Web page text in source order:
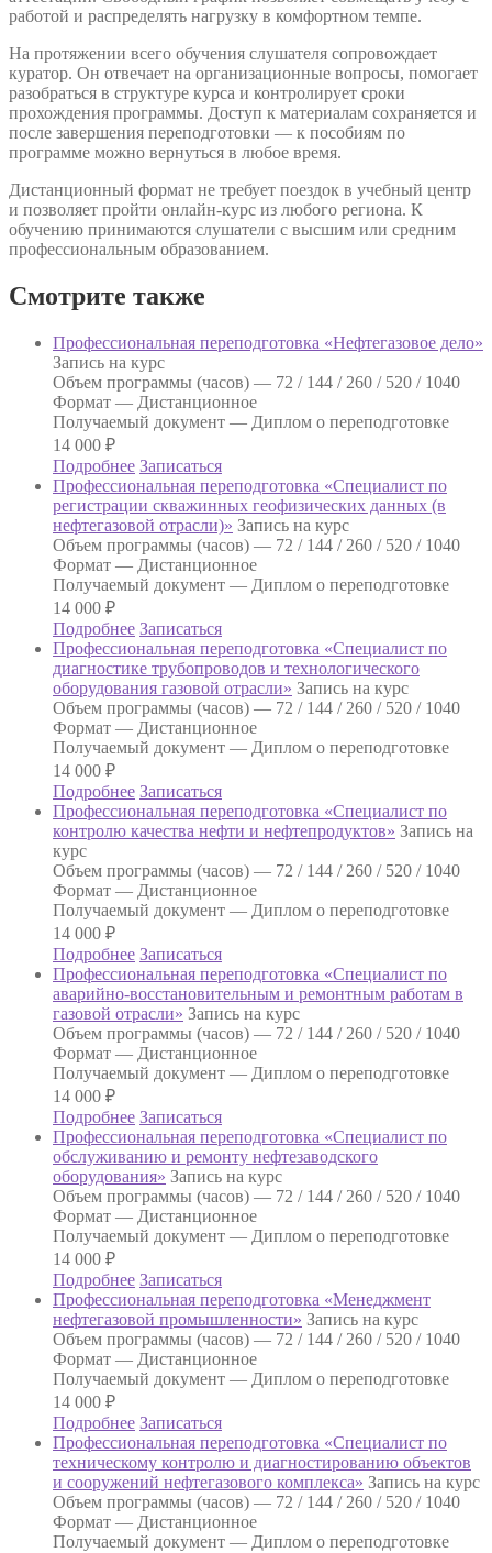
работой и распределять нагрузку в комфортном темпе.
На протяжении всего обучения слушателя сопровождает
куратор. Он отвечает на организационные вопросы, помогает
разобраться в структуре курса и контролирует сроки
прохождения программы. Доступ к материалам сохраняется и
после завершения переподготовки — к пособиям по
программе можно вернуться в любое время.
Дистанционный формат не требует поездок в учебный центр
и позволяет пройти онлайн-курс из любого региона. К
обучению принимаются слушатели с высшим или средним
профессиональным образованием.
Смотрите также
Профессиональная переподготовка «Нефтегазовое дело»
Запись на курс
Объем программы (часов) — 72 / 144 / 260 / 520 / 1040
Формат — Дистанционное
Получаемый документ — Диплом о переподготовке
14 000 ₽
Подробнее Записаться
Профессиональная переподготовка «Специалист по
регистрации скважинных геофизических данных (в
нефтегазовой отрасли)» Запись на курс
Объем программы (часов) — 72 / 144 / 260 / 520 / 1040
Формат — Дистанционное
Получаемый документ — Диплом о переподготовке
14 000 ₽
Подробнее Записаться
Профессиональная переподготовка «Специалист по
диагностике трубопроводов и технологического
оборудования газовой отрасли» Запись на курс
Объем программы (часов) — 72 / 144 / 260 / 520 / 1040
Формат — Дистанционное
Получаемый документ — Диплом о переподготовке
14 000 ₽
Подробнее Записаться
Профессиональная переподготовка «Специалист по
контролю качества нефти и нефтепродуктов» Запись на
курс
Объем программы (часов) — 72 / 144 / 260 / 520 / 1040
Формат — Дистанционное
Получаемый документ — Диплом о переподготовке
14 000 ₽
Подробнее Записаться
Профессиональная переподготовка «Специалист по
аварийно-восстановительным и ремонтным работам в
газовой отрасли» Запись на курс
Объем программы (часов) — 72 / 144 / 260 / 520 / 1040
Формат — Дистанционное
Получаемый документ — Диплом о переподготовке
14 000 ₽
Подробнее Записаться
Профессиональная переподготовка «Специалист по
обслуживанию и ремонту нефтезаводского
оборудования» Запись на курс
Объем программы (часов) — 72 / 144 / 260 / 520 / 1040
Формат — Дистанционное
Получаемый документ — Диплом о переподготовке
14 000 ₽
Подробнее Записаться
Профессиональная переподготовка «Менеджмент
нефтегазовой промышленности» Запись на курс
Объем программы (часов) — 72 / 144 / 260 / 520 / 1040
Формат — Дистанционное
Получаемый документ — Диплом о переподготовке
14 000 ₽
Подробнее Записаться
Профессиональная переподготовка «Специалист по
техническому контролю и диагностированию объектов
и сооружений нефтегазового комплекса» Запись на курс
Объем программы (часов) — 72 / 144 / 260 / 520 / 1040
Формат — Дистанционное
Получаемый документ — Диплом о переподготовке